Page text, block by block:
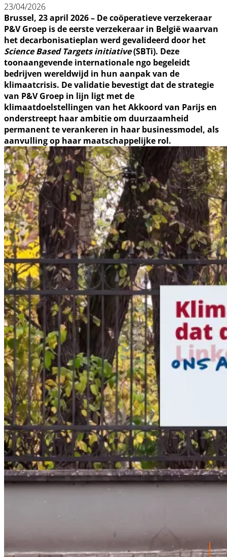
23/04/2026
Brussel, 23 april 2026 – De coöperatieve verzekeraar
P&V Groep is de eerste verzekeraar in België waarvan
het decarbonisatieplan werd gevalideerd door het
Science Based Targets initiative(SBTi). Deze
toonaangevende internationale ngo begeleidt
bedrijven wereldwijd in hun aanpak van de
klimaatcrisis. De validatie bevestigt dat de strategie
van P&V Groep in lijn ligt met de
klimaatdoelstellingen van het Akkoord van Parijs en
onderstreept haar ambitie om duurzaamheid
permanent te verankeren in haar businessmodel, als
aanvulling op haar maatschappelijke rol.